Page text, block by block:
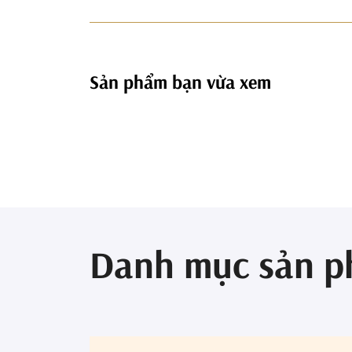
Sản phẩm bạn vừa xem
Danh mục sản